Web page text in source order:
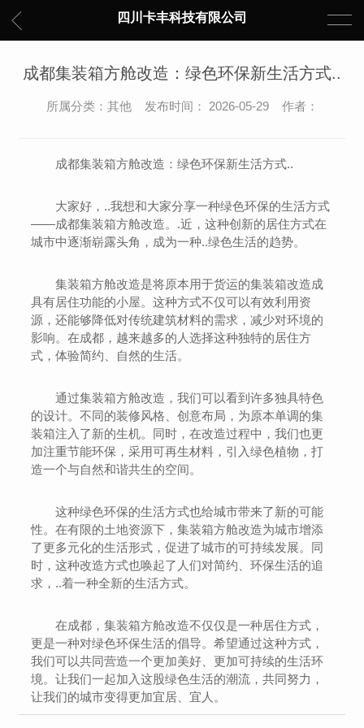
四川卡丰科技有限公司
成都集装箱方舱改造：绿色环保新生活方式..
所属分类：其他 发布时间： 2026-05-29 作者：
成都集装箱方舱改造：绿色环保新生活方式..
大家好，..我想和大家分享一种绿色环保的生活方式
——成都集装箱方舱改造。.近，这种创新的居住方式在
城市中逐渐崭露头角，成为一种..绿色生活的趋势。
集装箱方舱改造是将原本用于货运的集装箱改造成
具有居住功能的小屋。这种方式不仅可以有效利用资
源，还能够降低对传统建筑材料的需求，减少对环境的
影响。在成都，越来越多的人选择这种独特的居住方
式，体验简约、自然的生活。
通过集装箱方舱改造，我们可以看到许多独具特色
的设计。不同的装修风格、创意布局，为原本单调的集
装箱注入了新的生机。同时，在改造过程中，我们也更
加注重节能环保，采用可再生材料，引入绿色植物，打
造一个与自然和谐共生的空间。
这种绿色环保的生活方式也给城市带来了新的可能
性。在有限的土地资源下，集装箱方舱改造为城市增添
了更多元化的生活形式，促进了城市的可持续发展。同
时，这种改造方式也唤起了人们对简约、环保生活的追
求，..着一种全新的生活方式。
在成都，集装箱方舱改造不仅仅是一种居住方式，
更是一种对绿色环保生活的倡导。希望通过这种方式，
我们可以共同营造一个更加美好、更加可持续的生活环
境。让我们一起加入这股绿色生活的潮流，共同努力，
让我们的城市变得更加宜居、宜人。